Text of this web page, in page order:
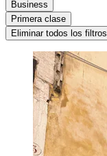
Business
Primera clase
Eliminar todos los filtros